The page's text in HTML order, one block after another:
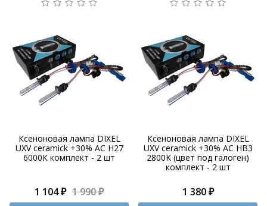
Ксеноновая лампа DIXEL
UXV ceramick +30% AC H27
6000К комплект - 2 шт
Ксеноновая лампа DIXEL
UXV ceramick +30% AC HB3
2800K (цвет под галоген)
комплект - 2 шт
1 104 ₽ 1 990 ₽ 1 380 ₽